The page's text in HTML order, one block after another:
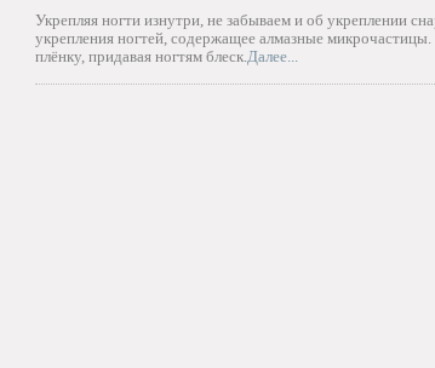
Укрепляя ногти изнутри, не забываем и об укреплении
укрепления ногтей, содержащее алмазные
плёнку, придавая ногтям блеск.Далее...